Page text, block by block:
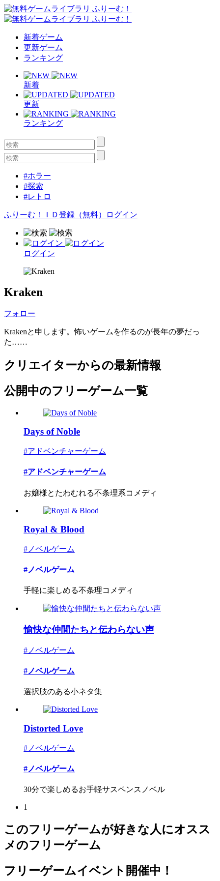
新着ゲーム
更新ゲーム
ランキング
新着
更新
ランキング
#ホラー
#探索
#レトロ
ふりーむ！ＩＤ登録（無料） ログイン
ログイン
Kraken
フォロー
Krakenと申します。怖いゲームを作るのが長年の夢だっ
た……
クリエイターからの最新情報
公開中のフリーゲーム一覧
Days of Noble
#アドベンチャーゲーム
#アドベンチャーゲーム
お嬢様とたわむれる不条理系コメディ
Royal & Blood
#ノベルゲーム
#ノベルゲーム
手軽に楽しめる不条理コメディ
愉快な仲間たちと伝わらない声
#ノベルゲーム
#ノベルゲーム
選択肢のある小ネタ集
Distorted Love
#ノベルゲーム
#ノベルゲーム
30分で楽しめるお手軽サスペンスノベル
1
このフリーゲームが好きな人にオスス
メのフリーゲーム
フリーゲームイベント開催中！